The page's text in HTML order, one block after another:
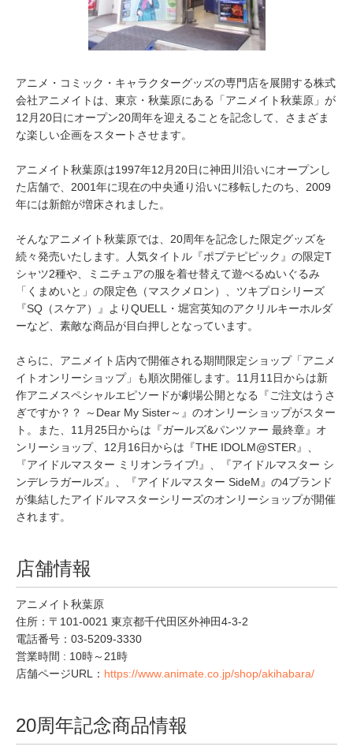
アニメ・コミック・キャラクターグッズの専門店を展開する株式
会社アニメイトは、東京・秋葉原にある「アニメイト秋葉原」が
12月20日にオープン20周年を迎えることを記念して、さまざま
な楽しい企画をスタートさせます。
アニメイト秋葉原は1997年12月20日に神田川沿いにオープンし
た店舗で、2001年に現在の中央通り沿いに移転したのち、2009
年には新館が増床されました。
そんなアニメイト秋葉原では、20周年を記念した限定グッズを
続々発売いたします。人気タイトル『ポプテピピック』の限定T
シャツ2種や、ミニチュアの服を着せ替えて遊べるぬいぐるみ
「くまめいと」の限定色（マスクメロン）、ツキプロシリーズ
『SQ（スケア）』よりQUELL・堀宮英知のアクリルキーホルダ
ーなど、素敵な商品が目白押しとなっています。
さらに、アニメイト店内で開催される期間限定ショップ「アニメ
イトオンリーショップ」も順次開催します。11月11日からは新
作アニメスペシャルエピソードが劇場公開となる『ご注文はうさ
ぎですか？？ ～Dear My Sister～』のオンリーショップがスター
ト。また、11月25日からは『ガールズ&パンツァー 最終章』オ
ンリーショップ、12月16日からは『THE IDOLM@STER』、
『アイドルマスター ミリオンライブ!』、『アイドルマスター シ
ンデレラガールズ』、『アイドルマスター SideM』の4ブランド
が集結したアイドルマスターシリーズのオンリーショップが開催
されます。
店舗情報
アニメイト秋葉原
住所：〒101-0021 東京都千代田区外神田4-3-2
電話番号：03-5209-3330
営業時間 : 10時～21時
店舗ページURL： https://www.animate.co.jp/shop/akihabara/
20周年記念商品情報